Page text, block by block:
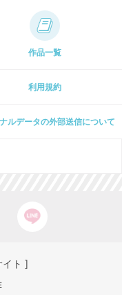
作品一覧
利用規約
ルデータの外部送信について
イト ]